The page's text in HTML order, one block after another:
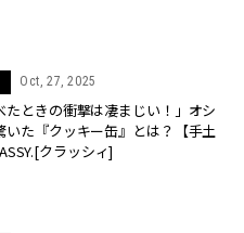
Oct, 27, 2025
たときの衝撃は凄まじい！」オシ
いた『クッキー缶』とは？【手土
クラッシィ]